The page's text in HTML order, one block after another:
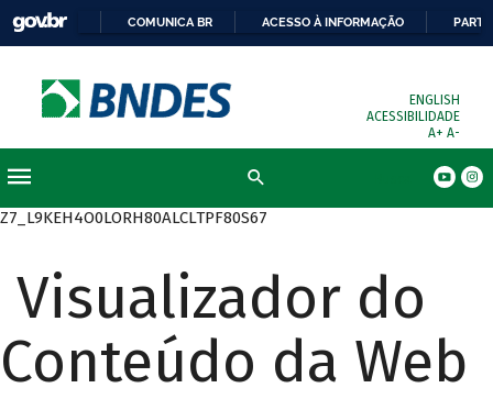
COMUNICA BR ACESSO À INFORMAÇÃO
ENGLISH
ACESSIBILIDADE
A+ A-
Z7_L9KEH4O0LORH80ALCLTPF80S67
Visualizador do
Conteúdo da Web